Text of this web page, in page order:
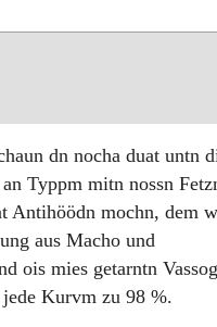
dn nocha duat untn
Typpm mitn nossn
Antihöödn mochn, dem
aus Macho und
ois mies getarntn
Kurvm zu 98 %.